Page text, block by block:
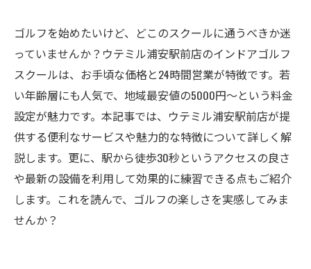
ゴルフを始めたいけど、どこのスクールに通うべきか迷
っていませんか？ウテミル浦安駅前店のインドアゴルフ
スクールは、お手頃な価格と24時間営業が特徴です。若
い年齢層にも人気で、地域最安値の5000円〜という料金
設定が魅力です。本記事では、ウテミル浦安駅前店が提
供する便利なサービスや魅力的な特徴について詳しく解
説します。更に、駅から徒歩30秒というアクセスの良さ
や最新の設備を利用して効果的に練習できる点もご紹介
します。これを読んで、ゴルフの楽しさを実感してみま
せんか？